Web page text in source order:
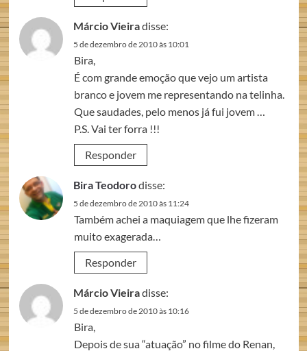
Márcio Vieiradisse:
5 de dezembro de 2010 às 10:01
Bira,
É com grande emoção que vejo um artista
branco e jovem me representando na telinha.
Que saudades, pelo menos já fui jovem …
P.S. Vai ter forra !!!
Responder
Bira Teodorodisse:
5 de dezembro de 2010 às 11:24
Também achei a maquiagem que lhe fizeram
muito exagerada…
Responder
Márcio Vieiradisse:
5 de dezembro de 2010 às 10:16
Bira,
Depois de sua “atuação” no filme do Renan,